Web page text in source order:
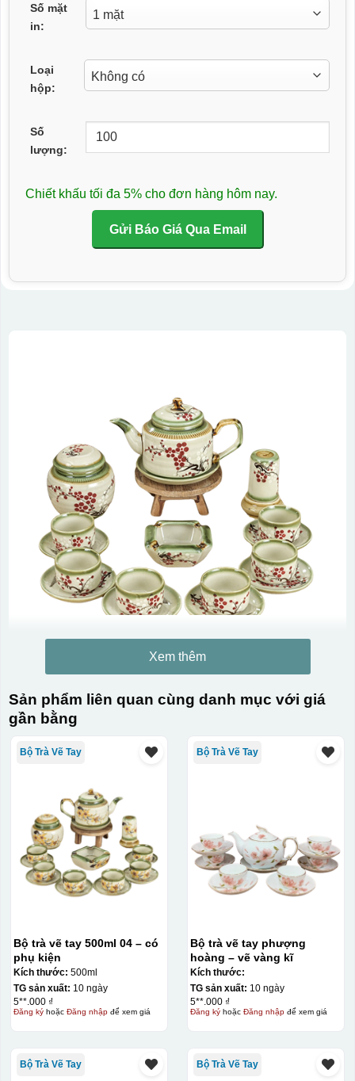
Số mặt
in:
Loại
hộp:
Số
lượng:
Chiết khấu tối đa 5% cho đơn hàng hôm nay.
Gửi Báo Giá Qua Email
Kiểu in:
In logo decan AC và phụ kiện 1 mặt
Kiểu hộp:
Hộp xi ấm chén
Xem thêm
Sản phẩm liên quan cùng danh mục với giá
gần bằng
Bộ Trà Vẽ Tay
Bộ trà vẽ tay 500ml 04 – có
phụ kiện
Kích thước: 500ml
TG sản xuất: 10 ngày
5**.000 ₫
Đăng kýhoặc Đăng nhậpđể xem giá
Bộ Trà Vẽ Tay
Bộ trà vẽ tay phượng
hoàng – vẽ vàng kĩ
Kích thước:
TG sản xuất: 10 ngày
5**.000 ₫
Đăng kýhoặc Đăng nhậpđể xem giá
Bộ Trà Vẽ Tay Bộ Trà Vẽ Tay